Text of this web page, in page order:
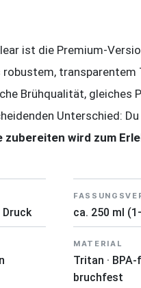
ist die Premium-
robustem, transparentem
Brühqualität, gleiches
Unterschied:
zubereiten wird zum
ca. 250 ml
MATERIAL
Tritan · BPA-
bruchfest